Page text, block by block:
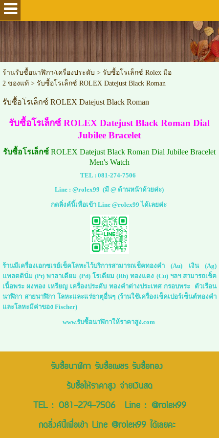
ร้านรับซื้อนาฬิกา/เครื่องประดับ > รับซื้อโรเล็กซ์ Rolex มือ
2 ของแท้> รับซื้อโรเล็กซ์ ROLEX Datejust Black Roman
รับซื้อโรเล็กซ์ ROLEX Datejust Black Roman
รับซื้อโรเล็กซ์ ROLEX Datejust Black Roman Dial
Jubilee Bracelet
รับซื้อโรเล็กซ์ ROLEX Datejust Black Roman Dial Jubilee Bracelet
Men's Watch
TEL : 081-274-7506
Line :@rolex99 (มี @ ด้านหน้าด้วยค่ะ)
กดลิ่งค์นี้เพื่อเข้า Line @rolex99 ได้เลยค่ะ
ร้านมีเครื่องเอกซเรย์เช็คโลหะไว้บริการสามารถเช็คทองคำ (Au) เงิน (Ag)
แพลตตินั่ม (Pt) พาลาเดียม (Pd) โรเดียม (Rh) ทองแดง (Cu) ฯลฯ สามารถเช็ค
เนื้อพระ ผงทอง เหรียญ เครื่องประดับ ทองคำต่างประเทศ กรอบพระ ตัวเรือน
นาฬิกา สายนาฬิกา โลหะและแร่ธาตุอื่นๆ (ร้านใช้เครื่องเช็คเปอร์เซ็นต์ทองคำ
และโลหะมีค่าของ Fischer)
www.รับซื้อนาฬิกาให้ราคาสูง.com
รับซื้อนาฬิกา รับซื้อเพชร รับซื้อทอง
รับซื้อให้ราคาสูง จ่ายเงินสด
TEL : 081-274-7506Line : @rolex99
กดลิ่งค์นี้เพื่อเข้า Line @rolex99 ได้เลยคะ